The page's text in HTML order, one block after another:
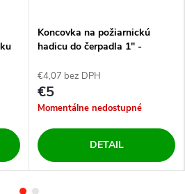
Koncovka na požiarnickú
hadicu do čerpadla 1" -
€4,07 bez DPH
€5
Momentálne nedostupné
DETAIL